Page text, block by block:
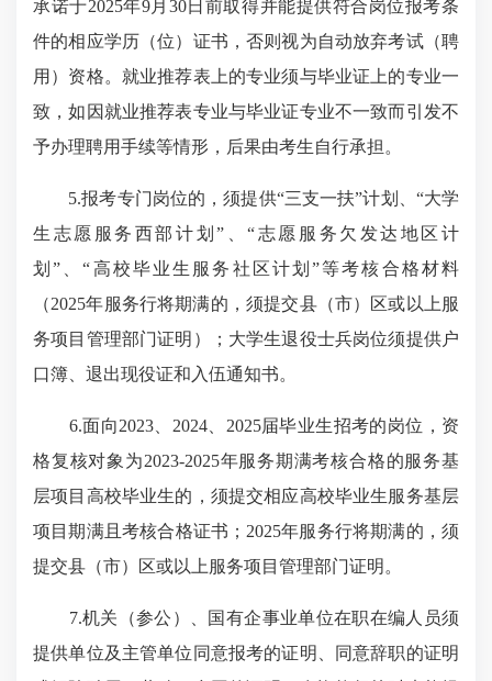
承诺于2025年9月30日前取得并能提供符合岗位报考条
件的相应学历（位）证书，否则视为自动放弃考试（聘
用）资格。就业推荐表上的专业须与毕业证上的专业一
致，如因就业推荐表专业与毕业证专业不一致而引发不
予办理聘用手续等情形，后果由考生自行承担。
5.报考专门岗位的，须提供“三支一扶”计划、“大学
生志愿服务西部计划”、“志愿服务欠发达地区计
划”、“高校毕业生服务社区计划”等考核合格材料
（2025年服务行将期满的，须提交县（市）区或以上服
务项目管理部门证明）；大学生退役士兵岗位须提供户
口簿、退出现役证和入伍通知书。
6.面向2023、2024、2025届毕业生招考的岗位，资
格复核对象为2023-2025年服务期满考核合格的服务基
层项目高校毕业生的，须提交相应高校毕业生服务基层
项目期满且考核合格证书；2025年服务行将期满的，须
提交县（市）区或以上服务项目管理部门证明。
7.机关（参公）、国有企事业单位在职在编人员须
提供单位及主管单位同意报考的证明、同意辞职的证明